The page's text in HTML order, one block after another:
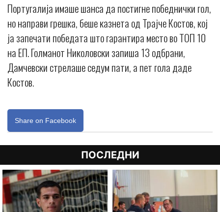
Португалија имаше шанса да постигне победнички гол,
но направи грешка, беше казнета од Трајче Костов, кој
ја запечати победата што гарантира место во ТОП 10
на ЕП. Голманот Николовски запиша 13 одбрани,
Дамчевски стрелаше седум пати, а пет гола даде
Костов.
Share on Facebook
ПОСЛЕДНИ